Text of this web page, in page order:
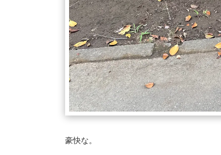
豪快な。